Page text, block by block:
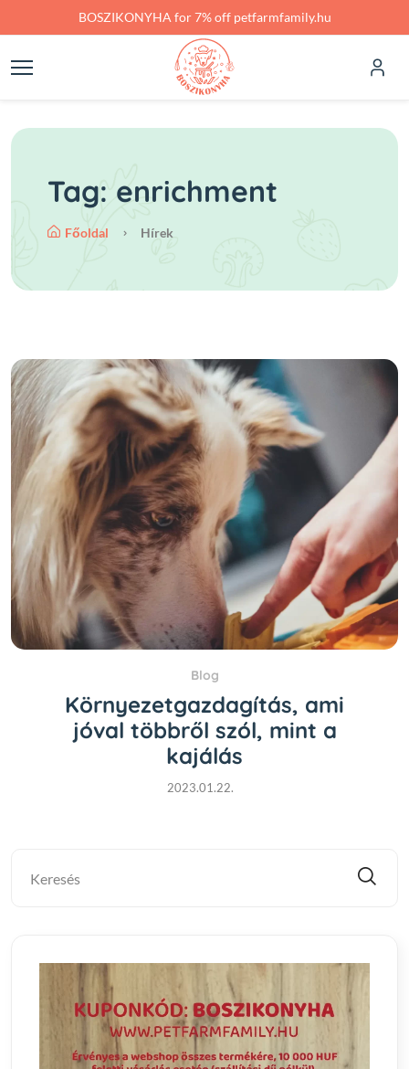
Skip to main contentBOSZIKONYHA for 7% off petfarmfamily.hu
Tag: enrichment
Főoldal Hírek
Blog
Környezetgazdagítás, ami
jóval többről szól, mint a
kajálás
2023.01.22.